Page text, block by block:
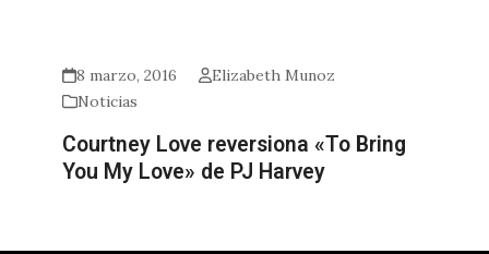
8 marzo, 2016
Elizabeth Munoz
Noticias
Courtney Love reversiona «To Bring
You My Love» de PJ Harvey